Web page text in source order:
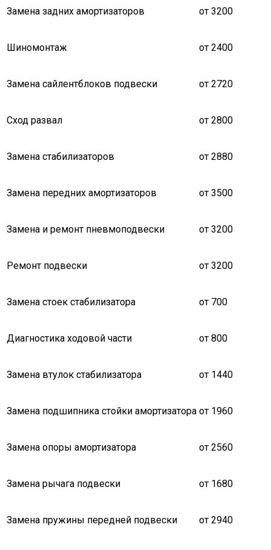
Замена задних амортизаторов от 3200
Шиномонтаж от 2400
Замена сайлентблоков подвески от 2720
Сход развал от 2800
Замена стабилизаторов от 2880
Замена передних амортизаторов от 3500
Замена и ремонт пневмоподвески от 3200
Ремонт подвески от 3200
Замена стоек стабилизатора от 700
Диагностика ходовой части от 800
Замена втулок стабилизатора от 1440
Замена подшипника стойки амортизатора от 1960
Замена опоры амортизатора от 2560
Замена рычага подвески от 1680
Замена пружины передней подвески от 2940